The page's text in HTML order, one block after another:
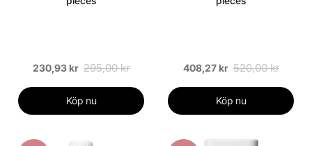
230,93 kr 295,00 kr
Köp nu
408,27 kr 520,00 kr
Köp nu